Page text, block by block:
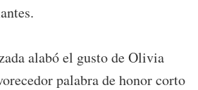
alabó el gusto de Olivia
palabra de honor corto